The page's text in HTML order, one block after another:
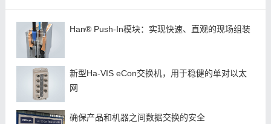
Han® Push-In模块：实现快速、直观的现场组装
新型Ha-VIS eCon交换机，用于稳健的单对以太
网
确保产品和机器之间数据交换的安全